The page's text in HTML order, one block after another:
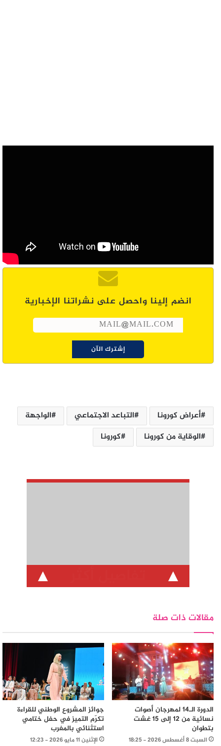
انضم إلينا واحصل على نشراتنا الإخبارية
أعراض كورونا التباعد الاجتماعي
الواجهة
الوقاية من كورونا
كورونا
مقالات ذات صلة
الدورة الـ14 لمهرجان أصوات
نسائية من 12 إلى 15 غشت
بتطوان
السبت 8 أغسطس 2026 - 18:25
جوائز المشروع الوطني للقراءة
تكرّم التميز في حفل ختامي
استثنائي بالمغرب
الإثنين 11 مايو 2026 - 12:23